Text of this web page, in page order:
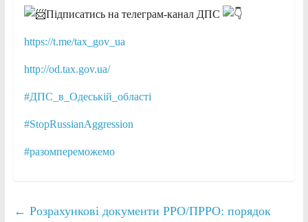
Підписатись на телеграм-канал ДПС
https://t.me/tax_gov_ua
http://od.tax.gov.ua/
#ДПС_в_Одеській_області
#StopRussianAggression
#разомпереможемо
← Розрахункові документи РРО/ПРРО: порядок